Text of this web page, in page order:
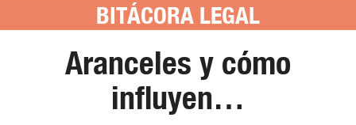
BITÁCORA LEGAL
Aranceles y cómo
influyen…